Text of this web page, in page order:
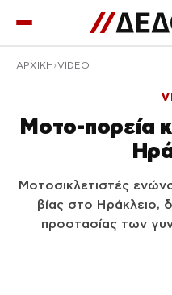
ΑΡΧΙΚΉ VIDEO
Μοτο-πορεία
Μοτοσικλετιστές
βίας στο Ηράκλειο,
προστασίας των